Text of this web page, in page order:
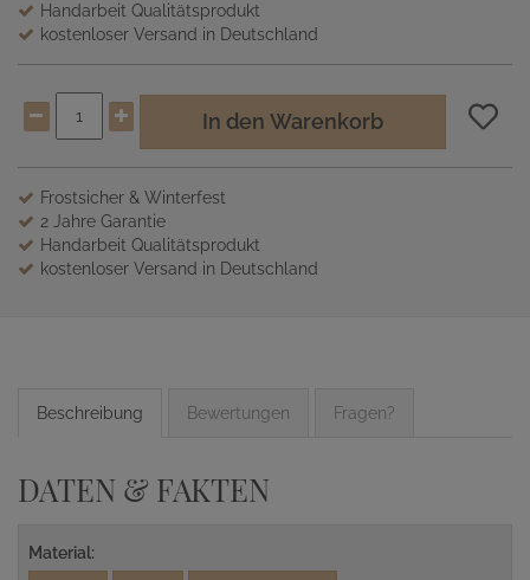
Handarbeit Qualitätsprodukt
kostenloser Versand in Deutschland
In den Warenkorb
Frostsicher & Winterfest
2 Jahre Garantie
Handarbeit Qualitätsprodukt
kostenloser Versand in Deutschland
Beschreibung Bewertungen Fragen?
DATEN & FAKTEN
Material: